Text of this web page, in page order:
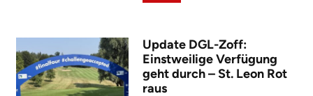
Update DGL-Zoff:
Einstweilige Verfügung
geht durch – St. Leon Rot
raus